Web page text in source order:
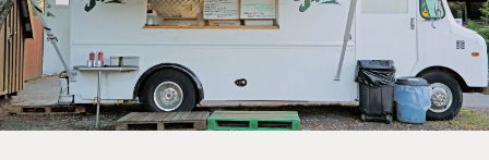
Service